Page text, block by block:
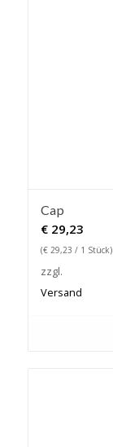
Cap
€29,23
(€29,23 / 1 Stück)
zzgl.
Versand